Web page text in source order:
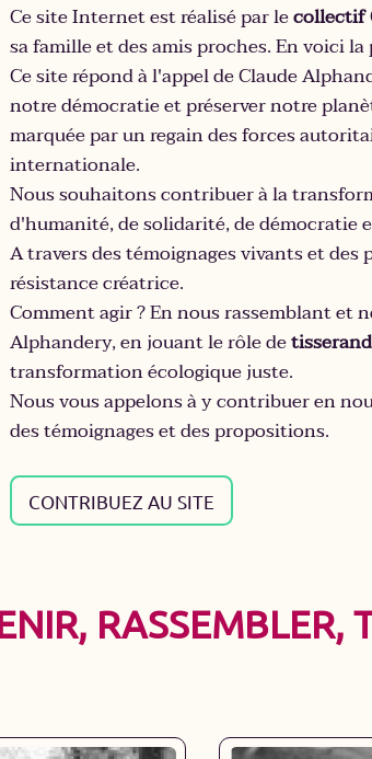
Ce site Internet est réalisé par lecollectif
sa famille et des amis proches. En voici
Ce site répond à l'appel de Claude
notre démocratie et préserver notre
marquée par un regain des forces
internationale.
Nous souhaitons contribuer à la
d'humanité, de solidarité, de démocratie
A travers des témoignages vivants et
résistance créatrice.
Comment agir ? En nous rassemblant et
Alphandery, en jouant le rôle detisserand
transformation écologique juste.
Nous vous appelons à y contribuer en
des témoignages et des propositions.
CONTRIBUEZ AU SITE
RASSEMBLER,